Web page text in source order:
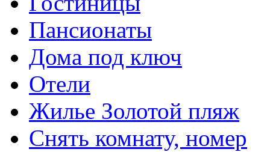
Пансионаты
Дома под ключ
Отели
Жилье Золотой пляж
Снять комнату, номер